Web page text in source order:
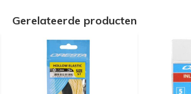
Gerelateerde producten